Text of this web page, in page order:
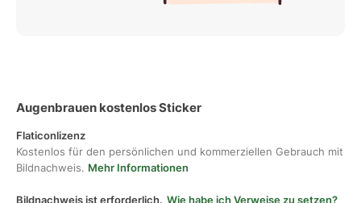
Augenbrauen kostenlos Sticker
Flaticonlizenz
Kostenlos für den persönlichen und kommerziellen Gebrauch mit
Bildnachweis. Mehr Informationen
Bildnachweis ist erforderlich. Wie habe ich Verweise zu setzen?